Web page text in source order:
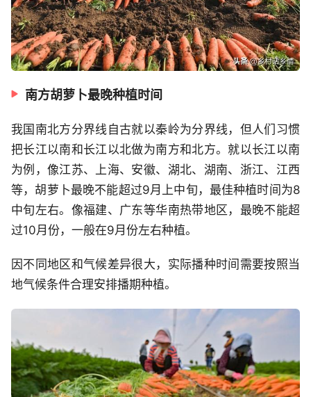
南方胡萝卜最晚种植时间
我国南北方分界线自古就以秦岭为分界线，但人们习惯
把长江以南和长江以北做为南方和北方。就以长江以南
为例，像江苏、上海、安徽、湖北、湖南、浙江、江西
等，胡萝卜最晚不能超过9月上中旬，最佳种植时间为8
中旬左右。像福建、广东等华南热带地区，最晚不能超
过10月份，一般在9月份左右种植。
因不同地区和气候差异很大，实际播种时间需要按照当
地气候条件合理安排播期种植。